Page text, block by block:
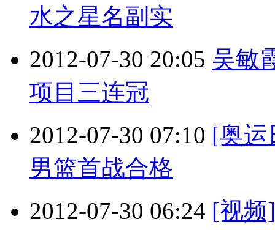
水之星名副实
2012-07-30 20:05 吴敏
项目三连冠
2012-07-30 07:10 [奥运
男篮首战合格
2012-07-30 06:24 [视频